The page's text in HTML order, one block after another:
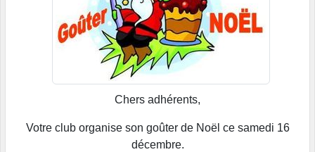
Chers adhérents,
Votre club organise son goûter de Noël ce samedi 16
décembre.